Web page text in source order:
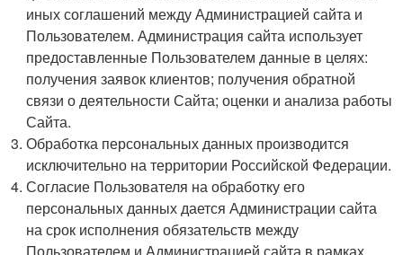
иных соглашений между Администрацией сайта и
Пользователем. Администрация сайта использует
предоставленные Пользователем данные в целях:
получения заявок клиентов; получения обратной
связи о деятельности Сайта; оценки и анализа работы
Сайта.
Обработка персональных данных производится
исключительно на территории Российской Федерации.
Согласие Пользователя на обработку его
персональных данных дается Администрации сайта
на срок исполнения обязательств между